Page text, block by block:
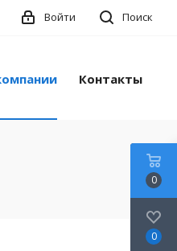
Поиск
Войти
Контакты
0
0